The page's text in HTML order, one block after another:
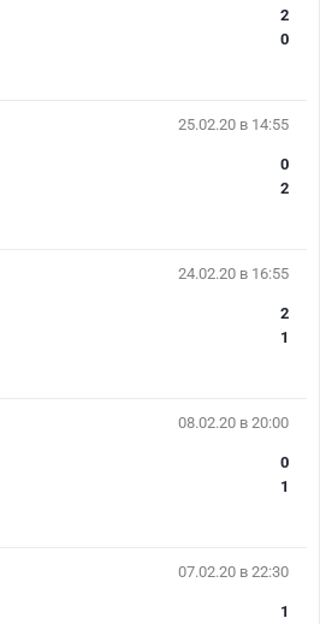
2
0
25.02.20 в 14:55
0
2
24.02.20 в 16:55
2
1
08.02.20 в 20:00
0
1
07.02.20 в 22:30
1